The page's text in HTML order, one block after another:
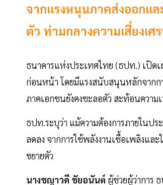
จากแรงหนุนภาคส่งออกแ
ตัว ท่ามกลางความเสี่ยงเ
ธนาคารแห่งประเทศไทย (ธปท.) เปิด
ก่อนหน้า โดยมีแรงสนับสนุนหลักจากก
ภาคเอกชนยังคงชะลอตัว สะท้อนความ
ธปท.ระบุว่า แม้ความต้องการภายในป
ลดลง จากการใช้พลังงานเชื้อเพลิงแ
ขยายตัว
นางชญาวดี ชัยอนันต์ ผู้ช่วยผู้ว่าการ